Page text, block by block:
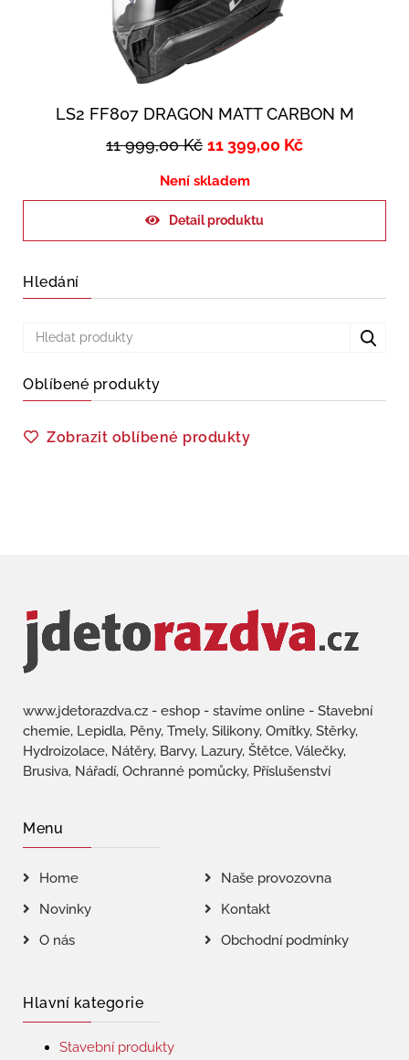
LS2 FF807 DRAGON MATT CARBON M
11 999,00Kč 11 399,00 Kč
Není skladem
Detail produktu
Hledání
Oblíbené produkty
Zobrazit oblíbené produkty
www.jdetorazdva.cz - eshop - stavíme online - Stavební
chemie, Lepidla, Pěny, Tmely, Silikony, Omítky, Stěrky,
Hydroizolace, Nátěry, Barvy, Lazury, Štětce, Válečky,
Brusiva, Nářadí, Ochranné pomůcky, Příslušenství
Menu
Home
Naše provozovna
Novinky
Kontakt
O nás
Obchodní podmínky
Hlavní kategorie
Stavební produkty